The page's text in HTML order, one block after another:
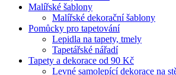
Malířské šablony
Malířské dekorační šablony
Pomůcky pro tapetování
Lepidla na tapety, tmely
Tapetářské nářadí
Tapety a dekorace od 90 Kč
Levné samolepící dekorace na